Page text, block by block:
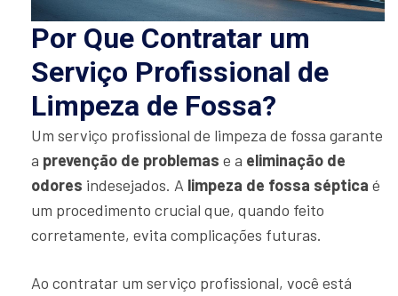
Por Que Contratar um
Serviço Profissional de
Limpeza de Fossa?
Um serviço profissional de limpeza de fossa garante
a prevenção de problemas e a eliminação de
odores indesejados. A limpeza de fossa séptica é
um procedimento crucial que, quando feito
corretamente, evita complicações futuras.
Ao contratar um serviço profissional, você está